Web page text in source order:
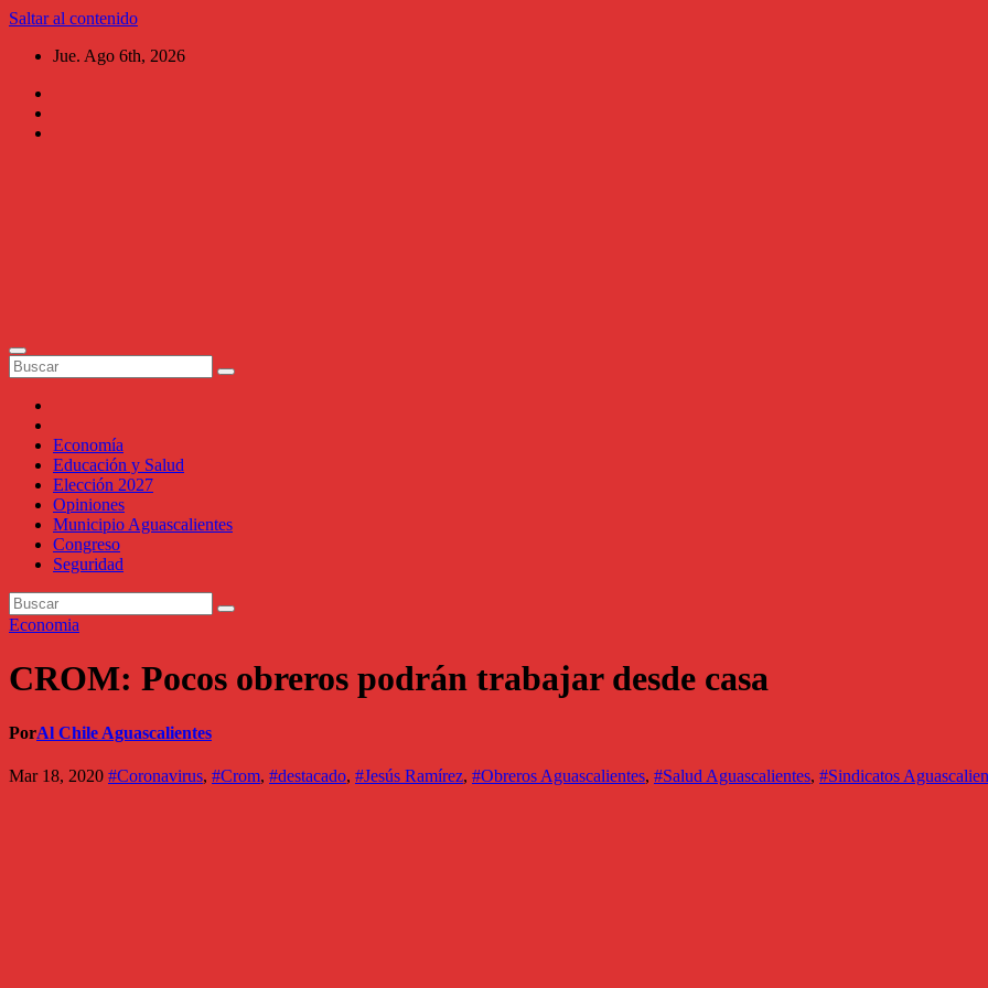
Saltar al contenido
Jue. Ago 6th, 2026
Economía
Educación y Salud
Elección 2027
Opiniones
Municipio Aguascalientes
Congreso
Seguridad
Economia
CROM: Pocos obreros podrán trabajar desde casa
PorAl Chile Aguascalientes
Mar 18, 2020 #Coronavirus, #Crom, #destacado, #Jesús Ramírez, #Obreros Aguascalientes, #Salud Aguascalientes, #Sindicatos